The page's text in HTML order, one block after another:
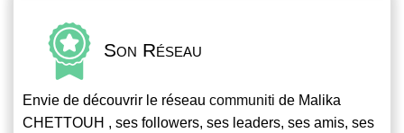
Son Réseau
Envie de découvrir le réseau communiti de Malika
CHETTOUH , ses followers, ses leaders, ses amis, ses